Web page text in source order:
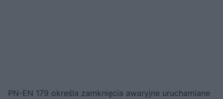
PN-EN 179 określa zamknięcia awaryjne uruchamiane